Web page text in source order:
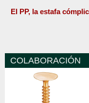
El PP, la estafa
COLABORACIÓN